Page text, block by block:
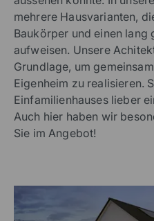
mehrere Hausvarianten,
Baukörper und einen lang
aufweisen. Unsere
Grundlage, um
Eigenheim zu realisieren.
Einfamilienhauses lieber
Auch hier haben wir
Sie im Angebot!